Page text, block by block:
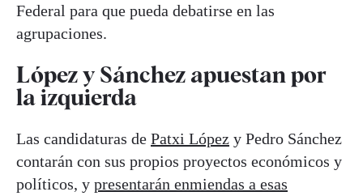
Federal para que pueda debatirse en las
agrupaciones.
López y Sánchez apuestan por
la izquierda
Las candidaturas de Patxi López y Pedro Sánchez
contarán con sus propios proyectos económicos y
políticos, y presentarán enmiendas a esas